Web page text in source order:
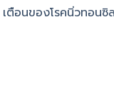
เตือนของโรคนิ่วทอนซิล